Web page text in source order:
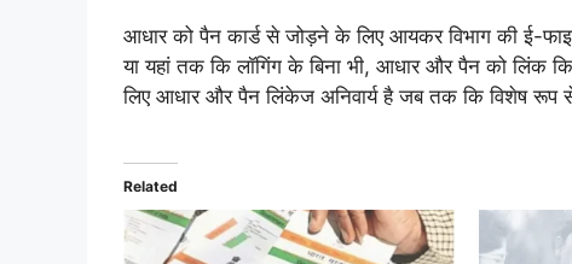
आधार को पैन कार्ड से जोड़ने के लिए आयकर विभाग की ई-
या यहां तक ​​कि लॉगिंग के बिना भी, आधार और पैन को लिंक
लिए आधार और पैन लिंकेज अनिवार्य है जब तक कि विशेष रूप
Related